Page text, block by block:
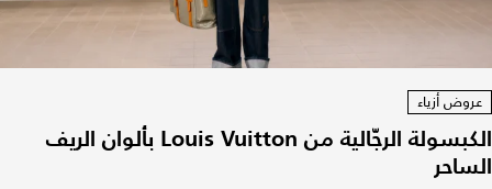
عروض أزياء
الكبسولة الرجّالية من Louis Vuitton بألوان الريف
الساحر